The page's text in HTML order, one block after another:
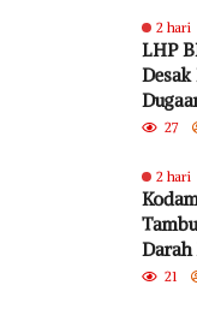
2 hari
LHP
Desak
27
2 hari
Darah
21